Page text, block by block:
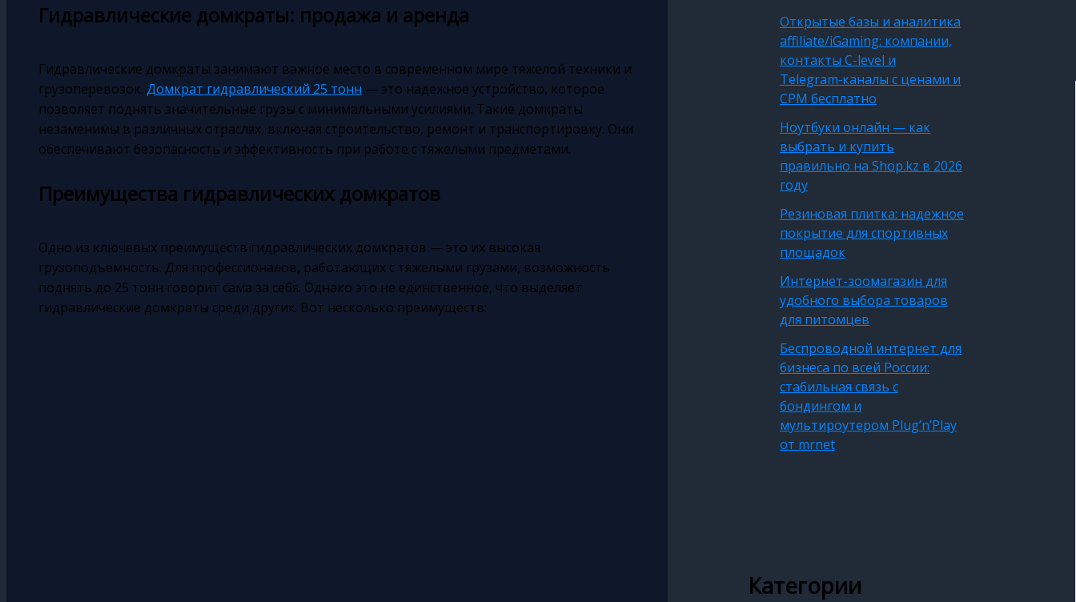
Гидравлические домкраты: продажа и аренда
Гидравлические домкраты занимают важное место в современном мире тяжелой техники и
грузоперевозок. Домкрат гидравлический 25 тонн — это надежное устройство, которое
позволяет поднять значительные грузы с минимальными усилиями. Такие домкраты
незаменимы в различных отраслях, включая строительство, ремонт и транспортировку. Они
обеспечивают безопасность и эффективность при работе с тяжелыми предметами.
Преимущества гидравлических домкратов
Одно из ключевых преимуществ гидравлических домкратов — это их высокая
грузоподъемность. Для профессионалов, работающих с тяжелыми грузами, возможность
поднять до 25 тонн говорит сама за себя. Однако это не единственное, что выделяет
гидравлические домкраты среди других. Вот несколько преимуществ:
Открытые базы и аналитика
affiliate/iGaming: компании,
контакты C-level и
Telegram‑каналы с ценами и
CPM бесплатно
Ноутбуки онлайн — как
выбрать и купить
правильно на Shop.kz в 2026
году
Резиновая плитка: надежное
покрытие для спортивных
площадок
Интернет-зоомагазин для
удобного выбора товаров
для питомцев
Беспроводной интернет для
бизнеса по всей России:
стабильная связь с
бондингом и
мультироутером Plug’n’Play
от mrnet
Категории